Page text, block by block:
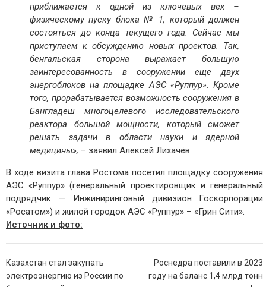
приближается к одной из ключевых вех –
физическому пуску блока № 1, который должен
состояться до конца текущего года. Сейчас мы
приступаем к обсуждению новых проектов. Так,
бенгальская сторона выражает большую
заинтересованность в сооружении еще двух
энергоблоков на площадке АЭС «Руппур». Кроме
того, прорабатывается возможность сооружения в
Бангладеш многоцелевого исследовательского
реактора большой мощности, который сможет
решать задачи в области науки и ядерной
медицины», – заявил Алексей Лихачёв.
В ходе визита глава Ростома посетил площадку сооружения
АЭС «Руппур» (генеральный проектировщик и генеральный
подрядчик — Инжиниринговый дивизион Госкорпорации
«Росатом») и жилой городок АЭС «Руппур» – «Грин Сити».
Источник и фото:
Навигация
по
Казахстан стал закупать
электроэнергию из России по
Роснедра поставили в 2023
году на баланс 1,4 млрд тонн